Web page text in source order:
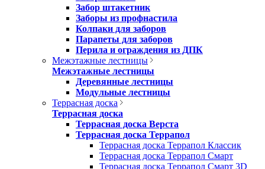
Забор штакетник
Заборы из профнастила
Колпаки для заборов
Парапеты для заборов
Перила и ограждения из ДПК
Межэтажные лестницы
Межэтажные лестницы
Деревянные лестницы
Модульные лестницы
Террасная доска
Террасная доска
Террасная доска Верста
Террасная доска Террапол
Террасная доска Террапол Классик
Террасная доска Террапол Смарт
Террасная доска Террапол Смарт 3D